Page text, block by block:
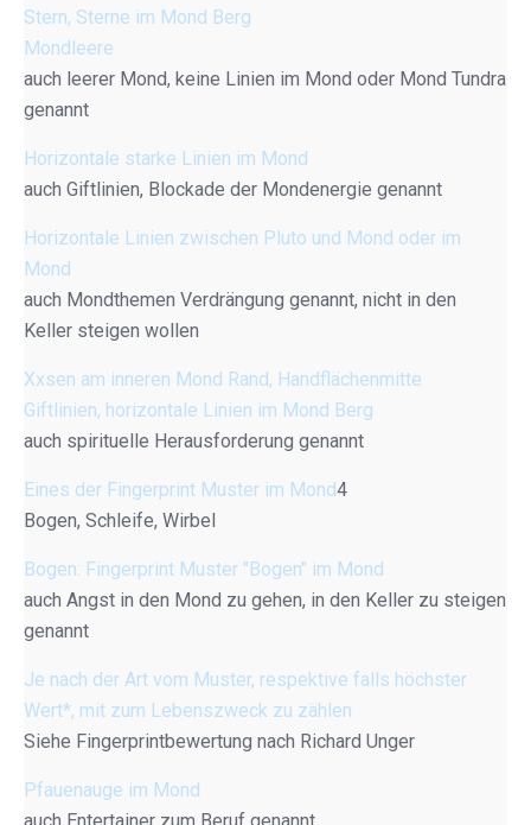
Stern, Sterne im Mond Berg
Mondleere
auch leerer Mond, keine Linien im Mond oder Mond Tundra
genannt
Horizontale starke Linien im Mond
auch Giftlinien, Blockade der Mondenergie genannt
Horizontale Linien zwischen Pluto und Mond oder im
Mond
auch Mondthemen Verdrängung genannt, nicht in den
Keller steigen wollen
Xxsen am inneren Mond Rand, Handflächenmitte
Giftlinien, horizontale Linien im Mond Berg
auch spirituelle Herausforderung genannt
Eines der Fingerprint Muster im Mond4
Bogen, Schleife, Wirbel
Bogen: Fingerprint Muster "Bogen" im Mond
auch Angst in den Mond zu gehen, in den Keller zu steigen
genannt
Je nach der Art vom Muster, respektive falls höchster
Wert*, mit zum Lebenszweck zu zählen
Siehe Fingerprintbewertung nach Richard Unger
Pfauenauge im Mond